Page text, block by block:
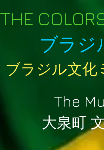
THE
ブラ
ブラジル文化
The
大泉町